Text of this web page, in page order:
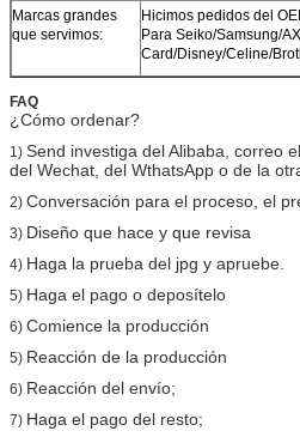
Marcas grandes
que servimos:
Hicimos pedidos del
Para Seiko/Samsung/
Card/Disney/Celine/
FAQ
¿Cómo ordenar?
1) Send investiga del Alibaba, correo
del Wechat, del WthatsApp o de la
2) Conversación para el proceso, el
3) Diseño que hace y que revisa
4) Haga la prueba del jpg y apruebe.
5) Haga el pago o deposítelo
6) Comience la producción
5) Reacción de la producción
6) Reacción del envío;
7) Haga el pago del resto;